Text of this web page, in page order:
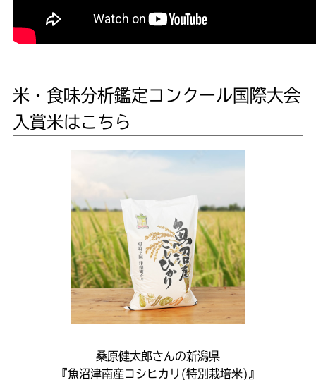
米・食味分析鑑定コンクール国際大会
入賞米はこちら
桑原健太郎さんの新潟県
『魚沼津南産コシヒカリ(特別栽培米)』